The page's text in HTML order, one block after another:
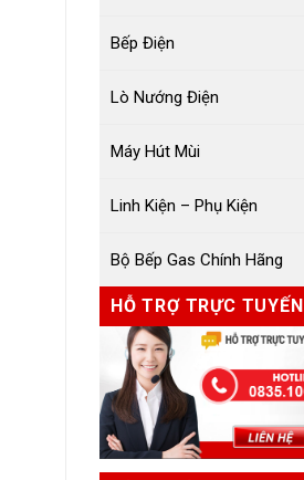
Bếp Điện
Lò Nướng Điện
Máy Hút Mùi
Linh Kiện – Phụ Kiện
Bộ Bếp Gas Chính Hãng
HỖ TRỢ TRỰC TUYẾN